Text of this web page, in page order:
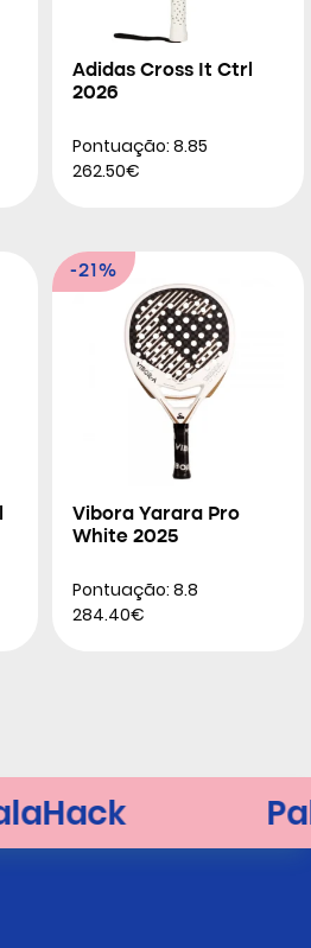
Adidas Cross It Ctrl
2026
Pontuação: 8.85
262.50€
-21%
Vibora Yarara Pro
White 2025
Pontuação: 8.8
284.40€